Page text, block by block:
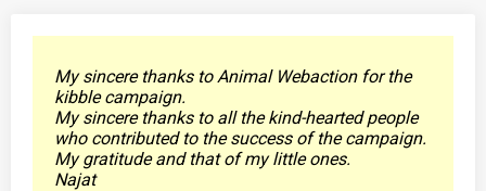
My sincere thanks to Animal Webaction for the
kibble campaign.
My sincere thanks to all the kind-hearted people
who contributed to the success of the campaign.
My gratitude and that of my little ones.
Najat